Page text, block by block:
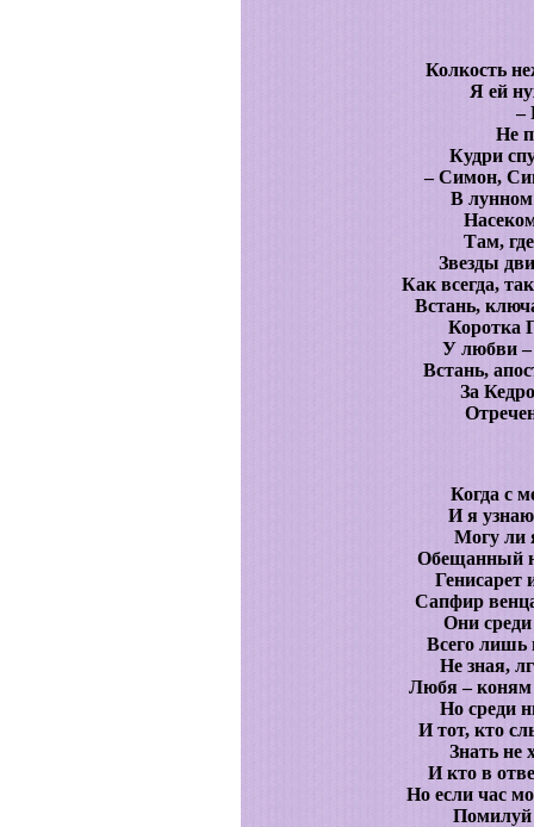
Колкость
Я ей
–
Не
Кудри
– Симон,
В лунном
Там,
Звезды
Как всегда,
Встань,
Коротка
У любви –
Встань,
За
Когда с
И я
Могу ли
Обещанный
Сапфир
Они среди
Всего лишь
Не зная,
Любя –
Но среди
И тот, кто
Знать не
И кто в
Но если час
Помилуй